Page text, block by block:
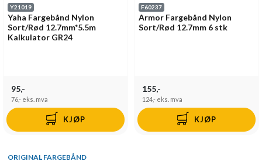
Y21019
Yaha Fargebånd Nylon
Sort/Rød 12.7mm*5.5m
Kalkulator GR24
95,-
76,- eks. mva
KJØP
F60237
Armor Fargebånd Nylon
Sort/Rød 12.7mm 6 stk
155,-
124,- eks. mva
KJØP
ORIGINAL FARGEBÅND